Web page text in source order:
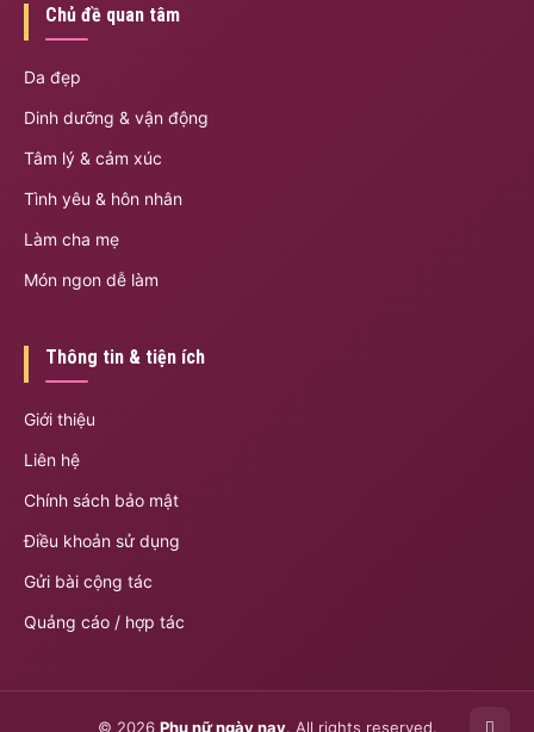
Chủ đề quan tâm
Da đẹp
Dinh dưỡng & vận động
Tâm lý & cảm xúc
Tình yêu & hôn nhân
Làm cha mẹ
Món ngon dễ làm
Thông tin & tiện ích
Giới thiệu
Liên hệ
Chính sách bảo mật
Điều khoản sử dụng
Gửi bài cộng tác
Quảng cáo / hợp tác
© 2026 Phụ nữ ngày nay. All rights reserved.